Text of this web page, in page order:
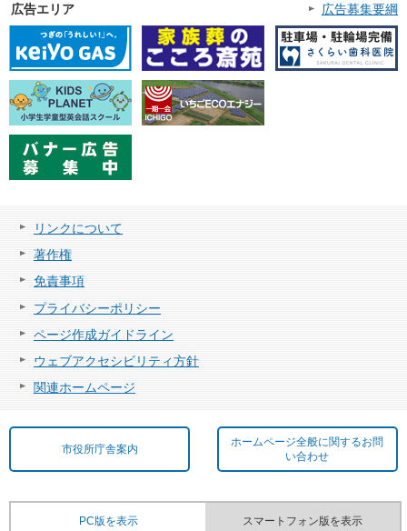
広告エリア 広告募集要綱
リンクについて
著作権
免責事項
プライバシーポリシー
ページ作成ガイドライン
ウェブアクセシビリティ方針
関連ホームページ
市役所庁舎案内
ホームページ全般に関するお問
い合わせ
PC版を表示 スマートフォン版を表示